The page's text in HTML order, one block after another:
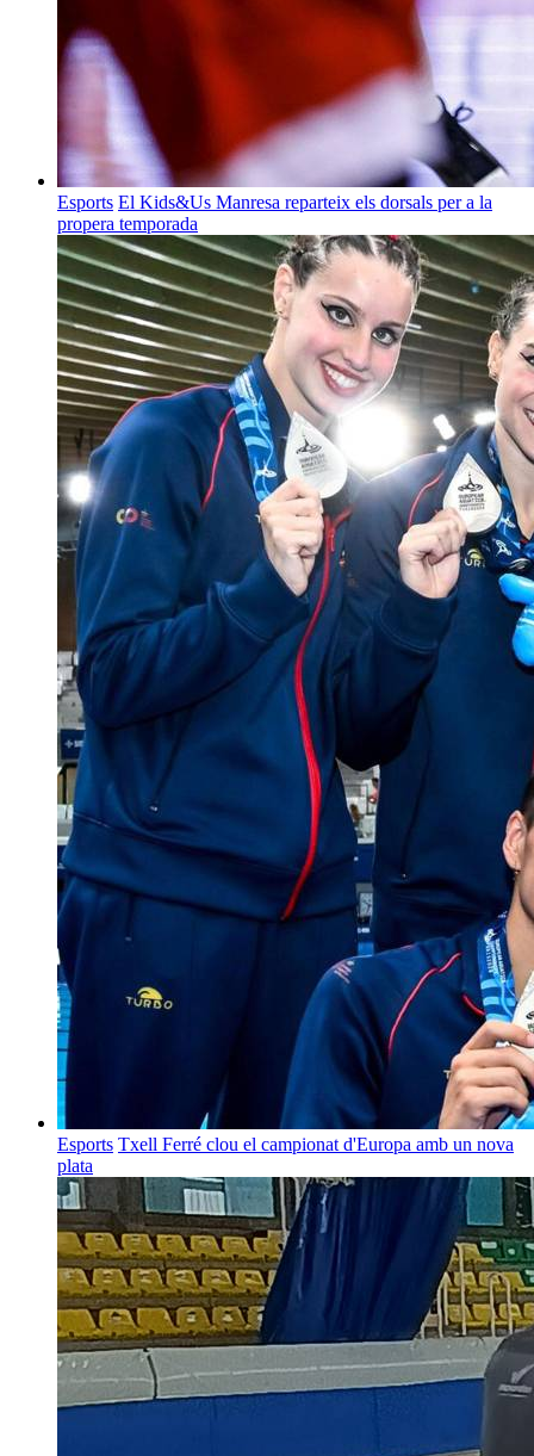
Esports El Kids&Us Manresa reparteix els dorsals per a la
propera temporada
Esports Txell Ferré clou el campionat d'Europa amb un nova
plata